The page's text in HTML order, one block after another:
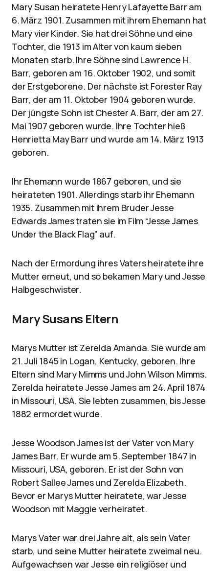
Mary Susan heiratete Henry Lafayette Barr am
6. März 1901. Zusammen mit ihrem Ehemann hat
Mary vier Kinder. Sie hat drei Söhne und eine
Tochter, die 1913 im Alter von kaum sieben
Monaten starb. Ihre Söhne sind Lawrence H.
Barr, geboren am 16. Oktober 1902, und somit
der Erstgeborene. Der nächste ist Forester Ray
Barr, der am 11. Oktober 1904 geboren wurde.
Der jüngste Sohn ist Chester A. Barr, der am 27.
Mai 1907 geboren wurde. Ihre Tochter hieß
Henrietta May Barr und wurde am 14. März 1913
geboren.
Ihr Ehemann wurde 1867 geboren, und sie
heirateten 1901. Allerdings starb ihr Ehemann
1935. Zusammen mit ihrem Bruder Jesse
Edwards James traten sie im Film “Jesse James
Under the Black Flag” auf.
Nach der Ermordung ihres Vaters heiratete ihre
Mutter erneut, und so bekamen Mary und Jesse
Halbgeschwister.
Mary Susans Eltern
Marys Mutter ist Zerelda Amanda. Sie wurde am
21. Juli 1845 in Logan, Kentucky, geboren. Ihre
Eltern sind Mary Mimms und John Wilson Mimms.
Zerelda heiratete Jesse James am 24. April 1874
in Missouri, USA. Sie lebten zusammen, bis Jesse
1882 ermordet wurde.
Jesse Woodson James ist der Vater von Mary
James Barr. Er wurde am 5. September 1847 in
Missouri, USA, geboren. Er ist der Sohn von
Robert Sallee James und Zerelda Elizabeth.
Bevor er Marys Mutter heiratete, war Jesse
Woodson mit Maggie verheiratet.
Marys Vater war drei Jahre alt, als sein Vater
starb, und seine Mutter heiratete zweimal neu.
Aufgewachsen war Jesse ein religiöser und